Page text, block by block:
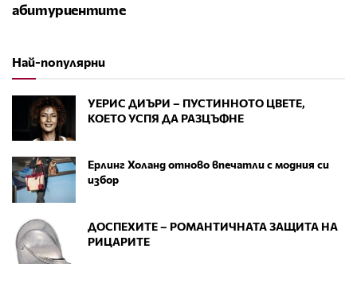
абитуриентите
Най-популярни
УЕРИС ДИЪРИ – ПУСТИННОТО ЦВЕТЕ,
КОЕТО УСПЯ ДА РАЗЦЪФНЕ
Ерлинг Холанд отново впечатли с модния си
избор
ДОСПЕХИТЕ – РОМАНТИЧНАТА ЗАЩИТА НА
РИЦАРИТЕ